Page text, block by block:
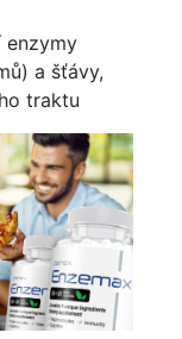
enzymy
a šťávy,
traktu